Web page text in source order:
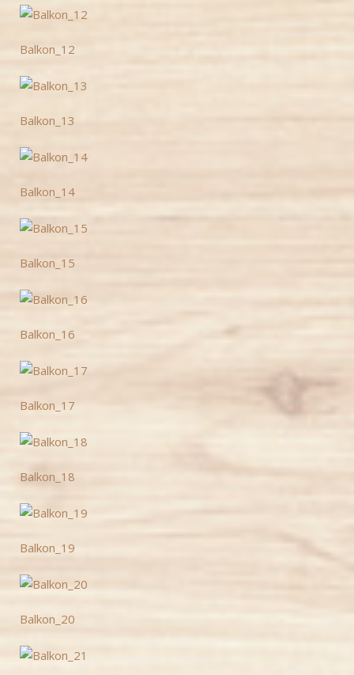
Balkon_12
Balkon_13
Balkon_14
Balkon_15
Balkon_16
Balkon_17
Balkon_18
Balkon_19
Balkon_20